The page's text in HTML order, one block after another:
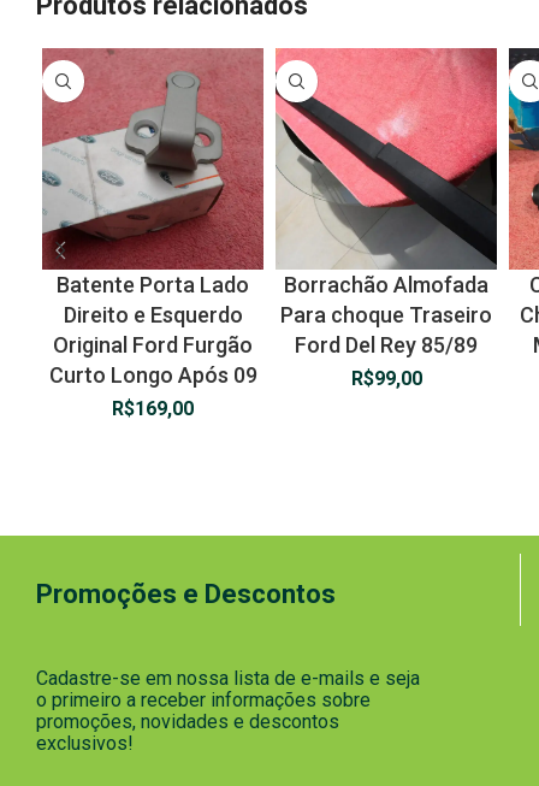
Batente Porta Lado
Direito e Esquerdo
Original Ford Furgão
Curto Longo Após 09
R$169,00
Borrachão Almofada
Para choque Traseiro
Ford Del Rey 85/89
R$99,00
Promoções e Descontos
Cadastre-se em nossa lista de e-mails e seja
o primeiro a receber informações sobre
promoções, novidades e descontos
exclusivos!